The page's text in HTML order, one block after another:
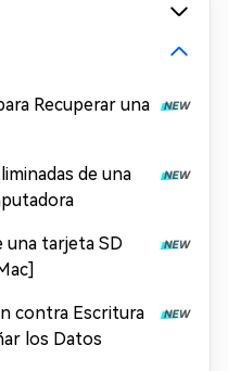
Recuperar una
de una
una tarjeta SD
contra Escritura
los Datos